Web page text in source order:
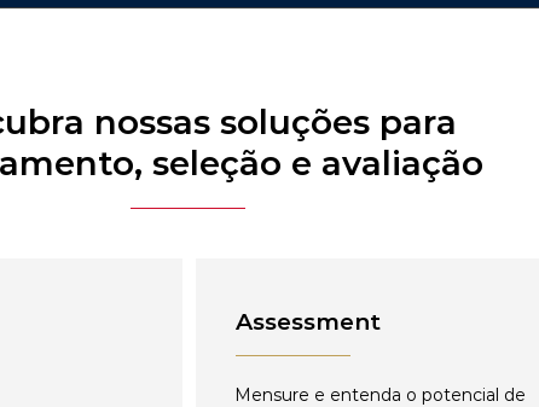
nossas soluções para
seleção e avaliação
Assessment
Mensure e entenda o potencial de